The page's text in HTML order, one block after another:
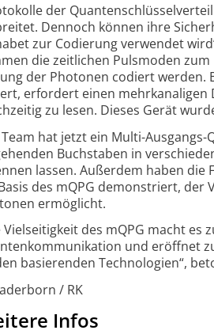
der
Dennoch können ihre
zur Codierung verwendet
die zeitlichen Pulsmoden
der Photonen codiert werden.
erfordert einen mehr­kanaligen
zu lesen. Dieses Gerät
Team hat jetzt ein Multi-
Buchstaben in
lassen. Außerdem haben
des mQPG demonstriert,
ermöglicht.
Vielseitigkeit des mQPG macht
und eröffnet
basierenden Techno­logien“,
/ RK
Infos